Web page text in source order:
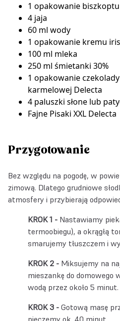
1 opakowanie
4 jaja
60 ml wody
1 opakowanie kremu
100 ml mleka
250 ml śmietanki 30%
1 opakowanie
karmelowej Delecta
4 paluszki słone lub
Fajne Pisaki XXL Delecta
Przygotowanie
Bez względu na pogodę, w
zimową. Dlatego grudniowe
atmosfery i przybierają
Nastawiamy
termoobiegu), a okrągłą
smarujemy tłuszczem i
Miksujemy na
mieszankę do domowego
wodą przez około 5 minut.
Gotową masę